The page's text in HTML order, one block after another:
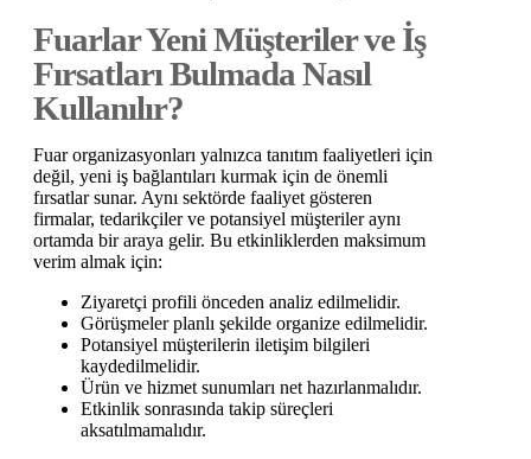
Fuarlar Yeni Müşteriler ve İş
Fırsatları Bulmada Nasıl
Kullanılır?
Fuar organizasyonları yalnızca tanıtım faaliyetleri için
değil, yeni iş bağlantıları kurmak için de önemli
fırsatlar sunar. Aynı sektörde faaliyet gösteren
firmalar, tedarikçiler ve potansiyel müşteriler aynı
ortamda bir araya gelir. Bu etkinliklerden maksimum
verim almak için:
Ziyaretçi profili önceden analiz edilmelidir.
Görüşmeler planlı şekilde organize edilmelidir.
Potansiyel müşterilerin iletişim bilgileri
kaydedilmelidir.
Ürün ve hizmet sunumları net hazırlanmalıdır.
Etkinlik sonrasında takip süreçleri
aksatılmamalıdır.